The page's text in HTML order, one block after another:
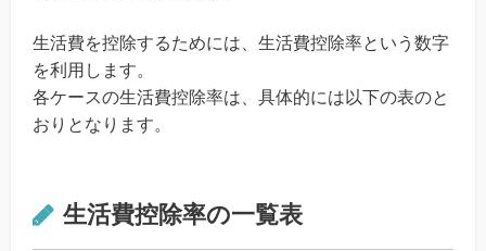
生活費を控除するためには、生活費控除率という数字
を利用します。
各ケースの生活費控除率は、具体的には以下の表のと
おりとなります。
生活費控除率の一覧表